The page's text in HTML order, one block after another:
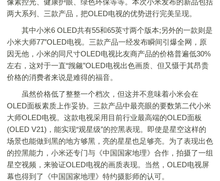
像素控光、健康护眼、绿色环保等等。本次小米发布的新品包括
两大系列、三款产品，把OLED电视的优势进行完美呈现。
其中小米6 OLED共有55和65英寸两个版本;另外的一款则是
小米大师77”OLED电视。三款产品一经发布瞬间引爆全网，原
因无他，小米的同尺寸OLED电视比友商产品的价格普遍低30%
左右，这对于一直“觊觎”OLED电视出色画质、但又慑于其昂贵
价格的消费者来说是难得的福音。
虽然价格低了整整一个档次，但这并不意味着小米会在
OLED面板素质上作妥协。三款产品中最亮眼的要数第二代小米
大师OLED电视。这款电视采用目前行业最高端的OLED面板
(OLED V21)，能实现“观星级”的控黑表现。即使是星空这样的
场景也能做到黑的地方够黑，亮的星星也足够亮。为了表现出色
的控黑能力，小米还专门与《中国国家地理》合作，拍摄了一组
星空视频，来验证OLED电视的画质表现。当然，OLED电视屏
幕也得到了《中国国家地理》特约摄影师的认可。